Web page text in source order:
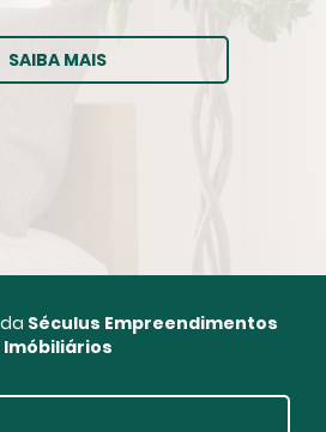
SAIBA MAIS
Séculus Empreendimentos
Imóbiliários